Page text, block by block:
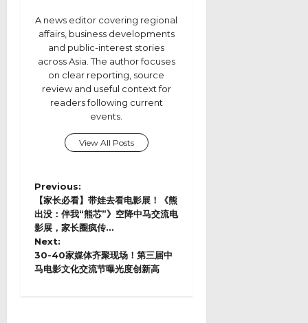
A news editor covering regional
affairs, business developments
and public-interest stories
across Asia. The author focuses
on clear reporting, source
review and useful context for
readers following current
events.
View All Posts
P
s
t
n
a
v
Previous:
【家长必看】带娃去看电影展！《熊
出没：伴我“熊芯”》空降中马交流电
影展，家长圈疯传…
Next:
30-40家媒体齐聚现场！第三届中
马电影文化交流节曝光度创新高